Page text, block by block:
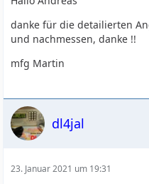
danke für die detailierten
und nachmessen, danke !!
mfg Martin
dl4jal
23. Januar 2021 um 19:31